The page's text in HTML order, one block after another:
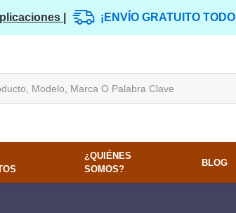
| ¡ENVÍO GRATUITO
¿QUIÉNES
SOMOS?
BLOG